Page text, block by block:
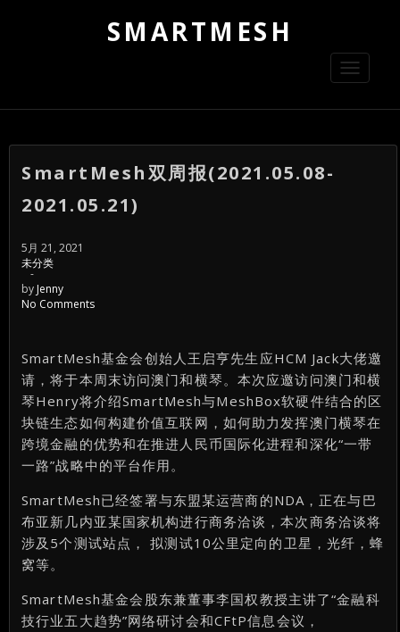
SMARTMESH
Toggle
SmartMesh双周报(2021.05.08-
2021.05.21)
5月 21, 2021
未分类
-
by Jenny
No Comments
SmartMesh基金会创始人王启亨先生应HCM Jack大佬邀
请，将于本周末访问澳门和横琴。本次应邀访问澳门和横
琴Henry将介绍SmartMesh与MeshBox软硬件结合的区
块链生态如何构建价值互联网，如何助力发挥澳门横琴在
跨境金融的优势和在推进人民币国际化进程和深化“一带
一路”战略中的平台作用。
SmartMesh已经签署与东盟某运营商的NDA，正在与巴
布亚新几内亚某国家机构进行商务洽谈，本次商务洽谈将
涉及5个测试站点， 拟测试10公里定向的卫星，光纤，蜂
窝等。
SmartMesh基金会股东兼董事李国权教授主讲了“金融科
技行业五大趋势”网络研讨会和CFtP信息会议，